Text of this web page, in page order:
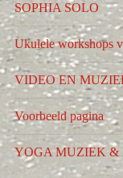
SOPHIA SOLO
Ukulele workshops
VIDEO EN
Voorbeeld pagina
YOGA MUZIEK &